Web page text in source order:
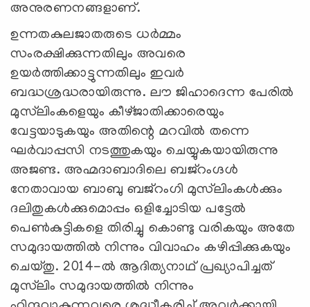
അനുരണനങ്ങളാണ്.
ഉന്നതകുലജാതരുടെ ധര്‍മ്മം
സംരക്ഷിക്കുന്നതിലും അവരെ
ഉയര്‍ത്തിക്കാട്ടുന്നതിലും ഇവര്‍
ബദ്ധശ്രദ്ധരായിരുന്നു. ലൗ ജിഹാദെന്ന പേരില്‍
മുസ്‍ലിംകളെയും കീഴ്ജാതിക്കാരെയും
വേട്ടയാടുകയും അതിന്റെ മറവില്‍ തന്നെ
ഘര്‍വാപ്പസി നടത്തുകയും ചെയ്യുകയായിരുന്നു
അജണ്ട. അഹ്മദാബാദിലെ ബജ്‌റംഗ്ദള്‍
നേതാവായ ബാബു ബജ്‌റംഗി മുസ്‍ലിംകള്‍ക്കും
ദലിതുകള്‍ക്കുമൊപ്പം ഒളിച്ചോടിയ പട്ടേല്‍
പെണ്‍കുട്ടികളെ തിരിച്ചു കൊണ്ടു വരികയും അതേ
സമുദായത്തില്‍ നിന്നും വിവാഹം കഴിപ്പിക്കുകയും
ചെയ്തു. 2014-ല്‍ ആദിത്യനാഥ് പ്രഖ്യാപിച്ചത്
മുസ്‍ലിം സമുദായത്തില്‍ നിന്നും